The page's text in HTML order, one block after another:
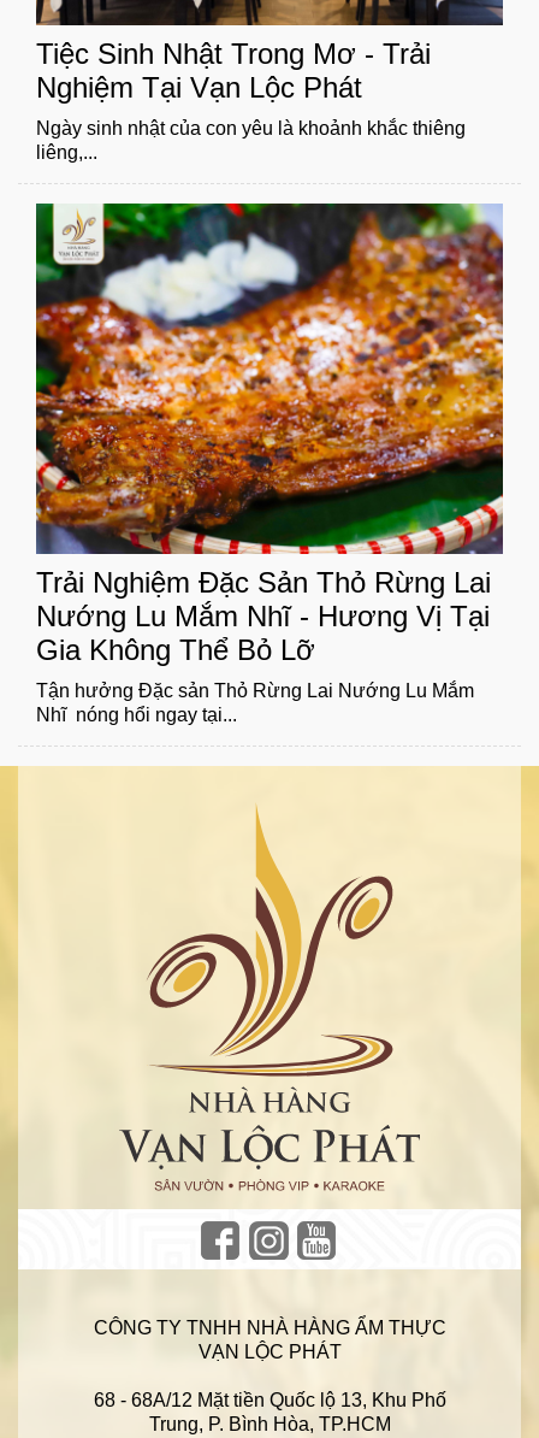
Tiệc Sinh Nhật Trong Mơ - Trải
Nghiệm Tại Vạn Lộc Phát
Ngày sinh nhật của con yêu là khoảnh khắc thiêng
liêng,...
Trải Nghiệm Đặc Sản Thỏ Rừng Lai
Nướng Lu Mắm Nhĩ - Hương Vị Tại
Gia Không Thể Bỏ Lỡ
Tận hưởng Đặc sản Thỏ Rừng Lai Nướng Lu Mắm
Nhĩ nóng hổi ngay tại...
CÔNG TY TNHH NHÀ HÀNG ẨM THỰC
VẠN LỘC PHÁT
68 - 68A/12 Mặt tiền Quốc lộ 13, Khu Phố
Trung, P. Bình Hòa, TP.HCM